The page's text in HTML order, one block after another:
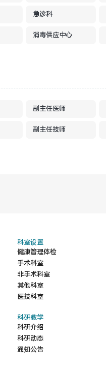
急诊科
消毒供应中心
副主任医师
副主任技师
科室设置
健康管理体检
手术科室
非手术科室
其他科室
医技科室
科研教学
科研介绍
科研动态
通知公告